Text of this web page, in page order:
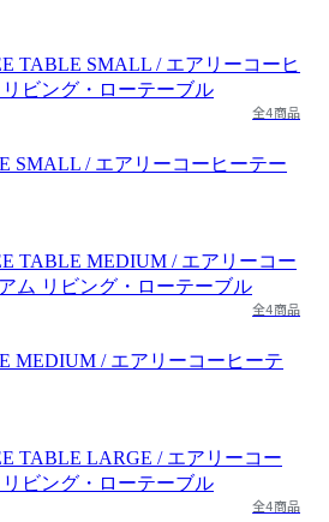
全4商品
SMALL / エアリーコーヒーテー
全4商品
MEDIUM / エアリーコーヒーテ
全4商品